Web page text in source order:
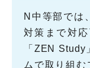
N中等部では
対策まで対
「ZEN
ムで取り組